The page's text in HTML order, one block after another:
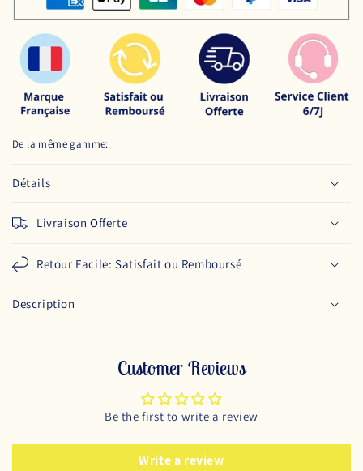
De la même gamme:
Détails
Livraison Offerte
Retour Facile: Satisfait ou Remboursé
Description
Customer Reviews
Be the first to write a review
Write a review